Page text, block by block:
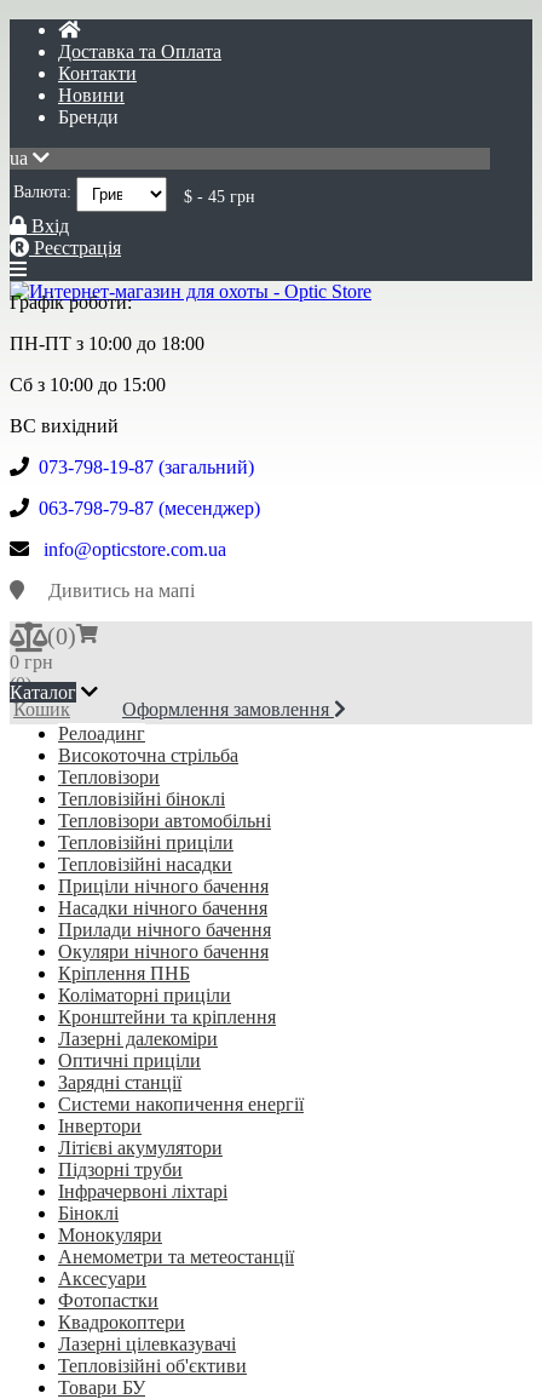
Доставка та Оплата
Контакти
Новини
Бренди
ua
Валюта: $ - 45 грн
Вхід
Реєстрація
Графік роботи:
ПН-ПТ з 10:00 до 18:00
Сб з 10:00 до 15:00
ВС вихідний
073-798-19-87 (загальний)
063-798-79-87 (месенджер)
info@opticstore.com.ua
Дивитись на мапі
(0)
0 грн
(0)
Кошик
Оформлення замовлення
Каталог
Релоадинг
Високоточна стрільба
Тепловізори
Тепловізійні біноклі
Тепловізори автомобільні
Тепловізійні приціли
Тепловізійні насадки
Приціли нічного бачення
Насадки нічного бачення
Прилади нічного бачення
Окуляри нічного бачення
Кріплення ПНБ
Коліматорні приціли
Кронштейни та кріплення
Лазерні далекоміри
Оптичні приціли
Зарядні станції
Системи накопичення енергії
Інвертори
Літієві акумулятори
Підзорні труби
Інфрачервоні ліхтарі
Біноклі
Монокуляри
Анемометри та метеостанції
Аксесуари
Фотопастки
Квадрокоптери
Лазерні цілевказувачі
Тепловізійні об'єктиви
Товари БУ